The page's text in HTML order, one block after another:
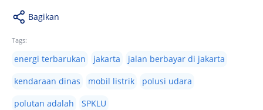
Bagikan
Tags:
energi terbarukan jakarta
jalan berbayar di jakarta
kendaraan dinas
mobil listrik
polusi udara
polutan adalah
SPKLU